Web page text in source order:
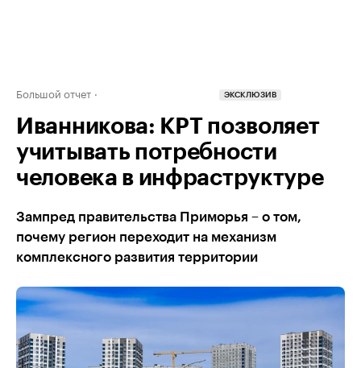
Большой отчет ЭКСКЛЮЗИВ
Иванникова: КРТ позволяет
учитывать потребности
человека в инфраструктуре
Зампред правительства Приморья – о том,
почему регион переходит на механизм
комплексного развития территории